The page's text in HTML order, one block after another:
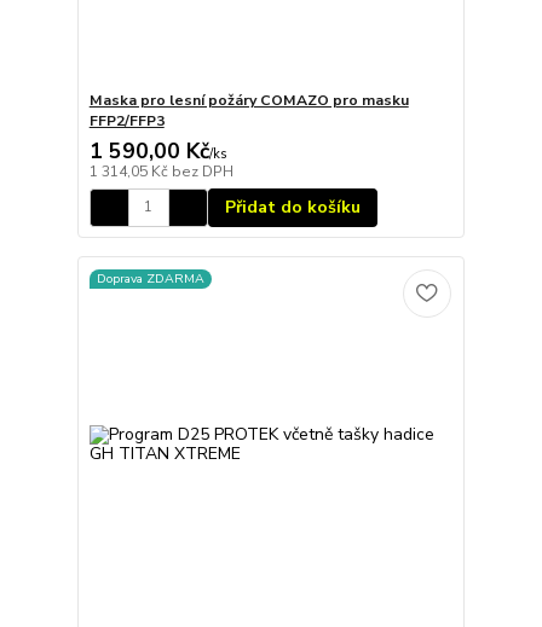
Maska pro lesní požáry COMAZO pro masku
FFP2/FFP3
1 590,00 Kč/ks
1 314,05 Kč bez DPH
Přidat do košíku
Doprava ZDARMA